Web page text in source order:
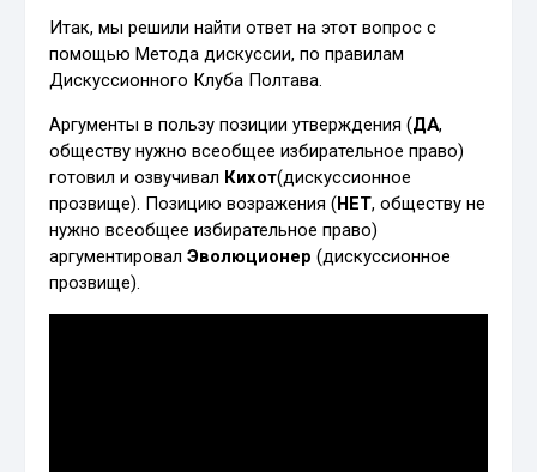
Итак, мы решили найти ответ на этот вопрос с
помощью Метода дискуссии, по правилам
Дискуссионного Клуба Полтава.
Аргументы в пользу позиции утверждения (ДА,
обществу нужно всеобщее избирательное право)
готовил и озвучивал Кихот(дискуссионное
прозвище). Позицию возражения (НЕТ, обществу не
нужно всеобщее избирательное право)
аргументировалЭволюционер (дискуссионное
прозвище).